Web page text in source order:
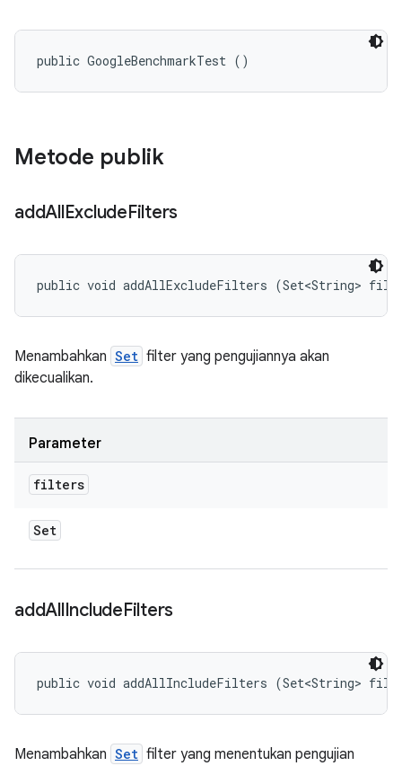
public GoogleBenchmarkTest ()
Metode publik
addAllExcludeFilters
public void addAllExcludeFilters (Set<String>
Menambahkan Set filter yang pengujiannya akan
dikecualikan.
Parameter
filters
Set
addAllIncludeFilters
public void addAllIncludeFilters (Set<String>
Menambahkan Set filter yang menentukan pengujian